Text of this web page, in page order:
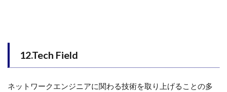
12.Tech Field
ネットワークエンジニアに関わる技術を取り上げることの多